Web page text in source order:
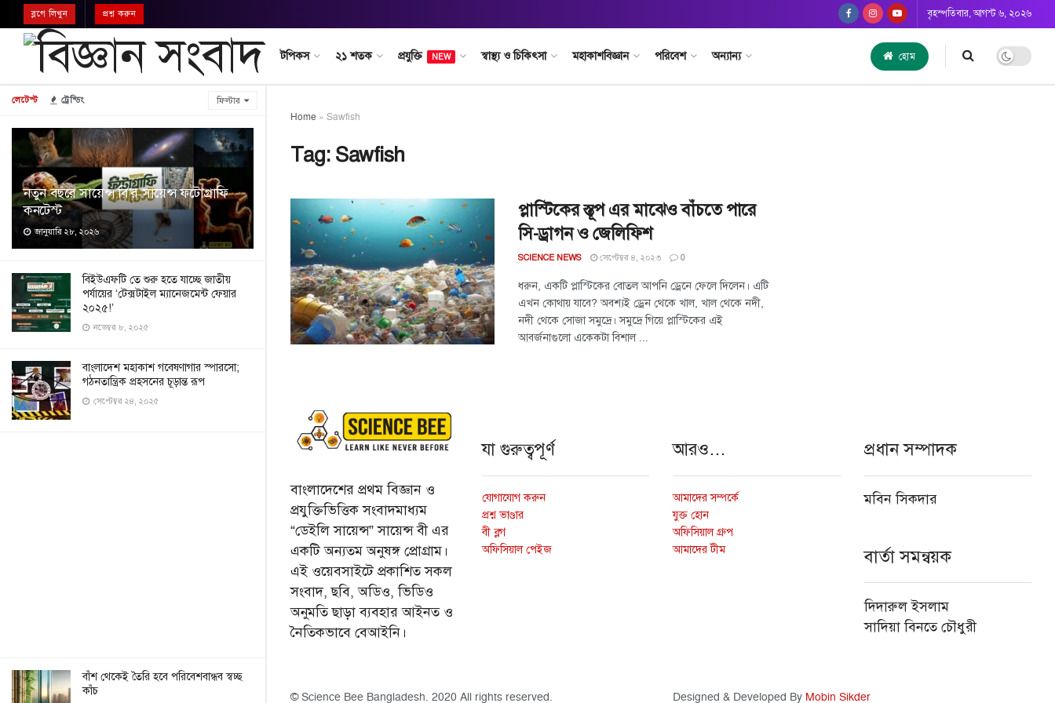
লেটেস্ট ট্রেন্ডিং ফিল্টার
নতুন বছরে সায়েন্স বি’র সায়েন্স ফটোগ্রাফি
কনটেস্ট
জানুয়ারি ২৮, ২০২৬
বিইউএফটি তে শুরু হতে যাচ্ছে জাতীয়
পর্যায়ের ‘টেক্সটাইল ম্যানেজমেন্ট ফেয়ার
২০২৫!’
নভেম্বর ৮, ২০২৫
বাংলাদেশ মহাকাশ গবেষণাগার স্পারসো;
গঠনতান্ত্রিক প্রহসনের চূড়ান্ত রূপ
সেপ্টেম্বর ২৪, ২০২৫
বাঁশ থেকেই তৈরি হবে পরিবেশবান্ধব স্বচ্ছ
কাঁচ
ব্লগে লিখুন প্রশ্ন করুন বৃহস্পতিবার, আগস্ট ৬, ২০২৬
টপিকস ২১ শতক প্রযুক্তি NEW স্বাস্থ্য ও চিকিৎসা মহাকাশবিজ্ঞান পরিবেশ অন্যান্য হোম
Home » Sawfish
Tag: Sawfish
প্লাস্টিকের স্তূপ এর মাঝেও বাঁচতে পারে
সি-ড্রাগন ও জেলিফিশ
SCIENCE NEWS সেপ্টেম্বর ৪, ২০২৩ 0
ধরুন, একটি প্লাস্টিকের বোতল আপনি ড্রেনে ফেলে দিলেন। এটি
এখন কোথায় যাবে? অবশ্যই ড্রেন থেকে খাল, খাল থেকে নদী,
নদী থেকে সোজা সমুদ্রে। সমুদ্রে গিয়ে প্লাস্টিকের এই
আবর্জনাগুলো একেকটা বিশাল ...
বাংলাদেশের প্রথম বিজ্ঞান ও
প্রযুক্তিভিত্তিক সংবাদমাধ্যম
“ডেইলি সায়েন্স” সায়েন্স বী এর
একটি অন্যতম অনুষঙ্গ প্রোগ্রাম।
এই ওয়েবসাইটে প্রকাশিত সকল
সংবাদ, ছবি, অডিও, ভিডিও
অনুমতি ছাড়া ব্যবহার আইনত ও
নৈতিকভাবে বেআইনি।
যা গুরুত্বপূর্ণ
যোগাযোগ করুন
প্রশ্ন ভাণ্ডার
বী ব্লগ
অফিসিয়াল পেইজ
আরও…
আমাদের সম্পর্কে
যুক্ত হোন
অফিসিয়াল গ্রুপ
আমাদের টীম
প্রধান সম্পাদক
মবিন সিকদার
বার্তা সমন্বয়ক
দিদারুল ইসলাম
সাদিয়া বিনতে চৌধুরী
© Science Bee Bangladesh. 2020 All rights reserved. Designed & Developed By Mobin Sikder